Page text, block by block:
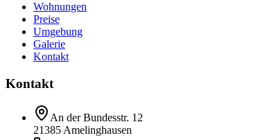
Wohnungen
Preise
Umgebung
Galerie
Kontakt
Kontakt
An der Bundesstr. 12
21385 Amelinghausen